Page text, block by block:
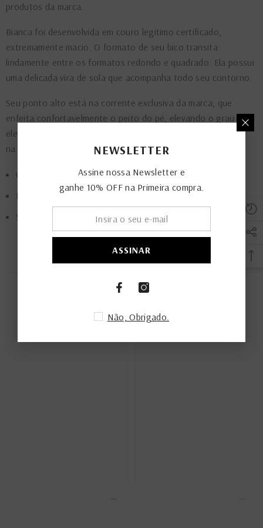
produtos da marca.
Bianca foi desenvolvida em couro legítimo certificado,
extremamente macio. O formato de seu bico transita
lindamente entre os formatos redondo e quadrado. Ela possui
uma delicada vira de sola que acompanha todo seu contorno.
Seu ponto alto está na corrente exclusiva da marca, que
enfeita confortavelmente o peito do pé, elevando o grau de
elegância da nossa sapatilha.
A corrente possui um elástico
na parte interna, que facilita o calce e garante o conforto.
Cabedal em couro premium | cor: alcaparra
Palmilha acolchoada
Salto | Altura: 1,0 cm
PRODUTOS RELACIONADOS
NEWSLETTER
Assine nossa Newsletter e
ganhe 10% OFF na Primeira compra.
ASSINAR
Não, Obrigado.